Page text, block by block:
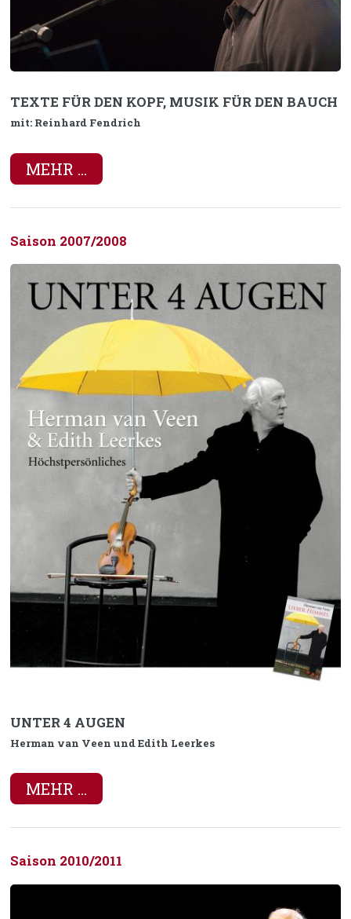
TEXTE FÜR DEN KOPF, MUSIK FÜR DEN BAUCH
mit: Reinhard Fendrich
MEHR ...
Saison 2007/2008
UNTER 4 AUGEN
Herman van Veen und Edith Leerkes
MEHR ...
Saison 2010/2011